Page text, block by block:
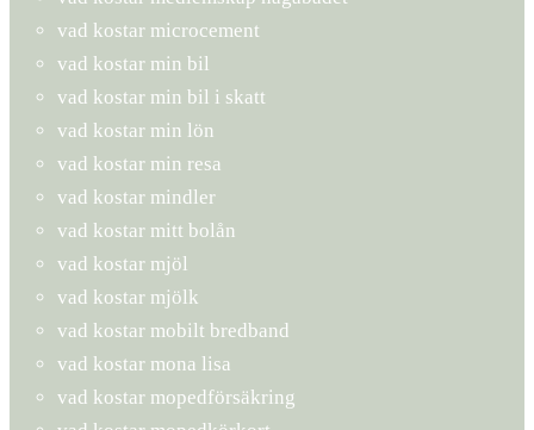
vad kostar microcement
vad kostar min bil
vad kostar min bil i skatt
vad kostar min lön
vad kostar min resa
vad kostar mindler
vad kostar mitt bolån
vad kostar mjöl
vad kostar mjölk
vad kostar mobilt bredband
vad kostar mona lisa
vad kostar mopedförsäkring